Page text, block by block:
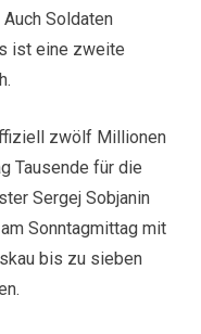
Soldaten
ist eine zweite
zwölf Millionen
Tausende für die
Sergej Sobjanin
Sonntagmittag mit
bis zu sieben